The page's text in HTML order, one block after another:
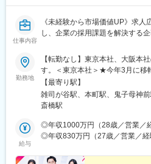
仕事内容
《未経験から市場価値UP》求
し、企業の採用課題を解決する
勤務地
【転勤なし】東京本社、大阪本
す。＜東京本社＞★今年3月に移
ス！東京都豊島区高田2丁目17-
「雑司が谷駅」徒歩1分「目白
「鬼子母神前駅」徒歩3分＜大阪
配属※受動喫煙対策あり
【最寄り駅】
雑司が谷駅、本町駅、鬼子母神
斎橋駅
給与
◎年収1000万円（28歳／営業／
◎年収830万円（27歳／営業／